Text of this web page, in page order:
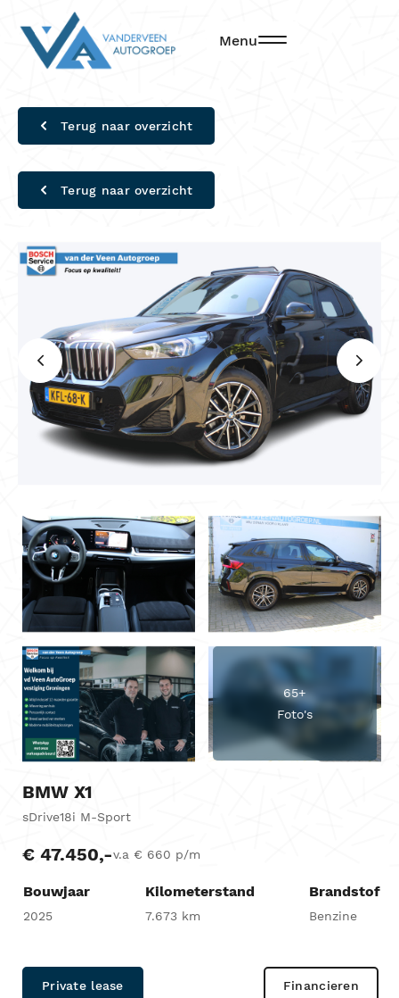
Menu
Terug naar overzicht
Terug naar overzicht
BMW X1
sDrive18i M-Sport
€ 47.450,-v.a € 660 p/m
Bouwjaar
2025
Kilometerstand
7.673 km
Brandstof
Benzine
Private lease Financieren
65+
Foto's